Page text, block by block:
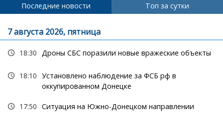
Последние новости Топ за сутки
7 августа 2026, пятница
18:30 Дроны СБС поразили новые вражеские объекты
18:10 Установлено наблюдение за ФСБ рф в
оккупированном Донецке
17:50 Ситуация на Южно-Донецком направлении